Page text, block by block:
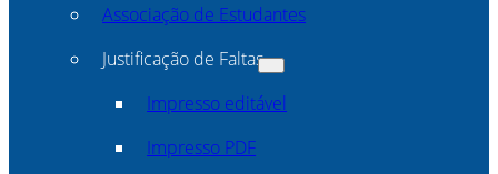
Associação de Estudantes
Justificação de Faltas
Impresso editável
Impresso PDF